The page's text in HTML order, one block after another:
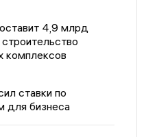
4,9 млрд
комплексов
ставки по
для бизнеса